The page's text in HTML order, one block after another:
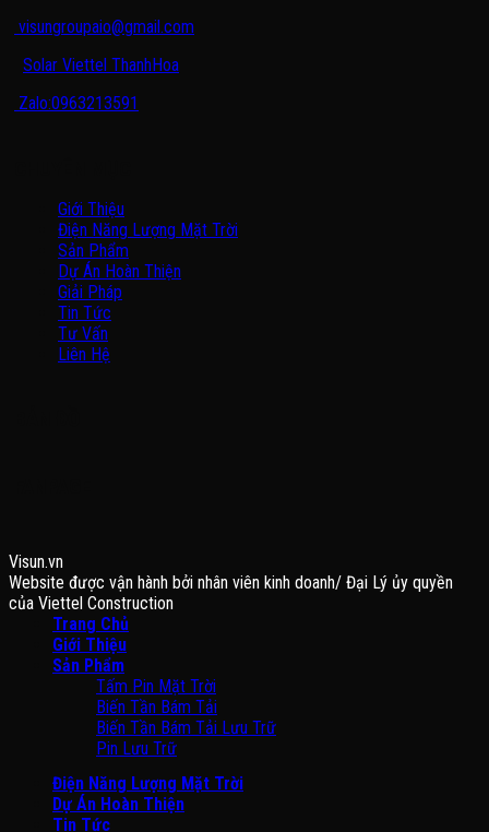
visungroupaio@gmail.com
Solar Viettel ThanhHoa
Zalo:0963213591
Giới Thiệu
Điện Năng Lượng Mặt Trời
Sản Phẩm
Dự Án Hoàn Thiện
Giải Pháp
Tin Tức
Tư Vấn
Liên Hệ
Visun.vn
Website được vận hành bởi nhân viên kinh doanh/ Đại Lý ủy quyền
của Viettel Construction
Trang Chủ
Giới Thiệu
Sản Phẩm
Tấm Pin Mặt Trời
Biến Tần Bám Tải
Biến Tần Bám Tải Lưu Trữ
Pin Lưu Trữ
Điện Năng Lượng Mặt Trời
Dự Án Hoàn Thiện
Tin Tức